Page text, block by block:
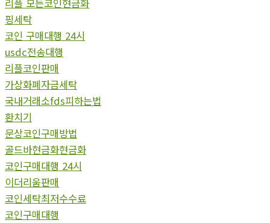
리플 모든코인현금화
핑세탁
코인 구매대행 24시
usdc전송대행
리플코인판매
가상화폐자금세탁
국내거래소fds피하는법
환치기
문상코인구매방법
골드바현금화현금화
코인구매대행 24시
이더리움판매
코인세탁최저수수료
코인구매대행